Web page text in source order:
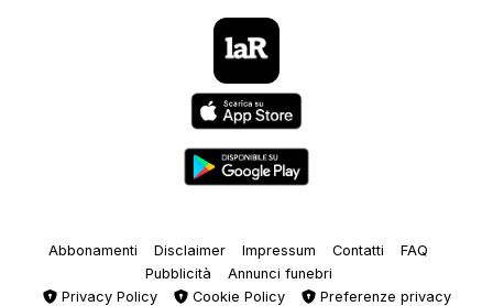
Abbonamenti Disclaimer Impressum Contatti
FAQ
Pubblicità
Annunci funebri
Privacy Policy
Cookie Policy Preferenze privacy